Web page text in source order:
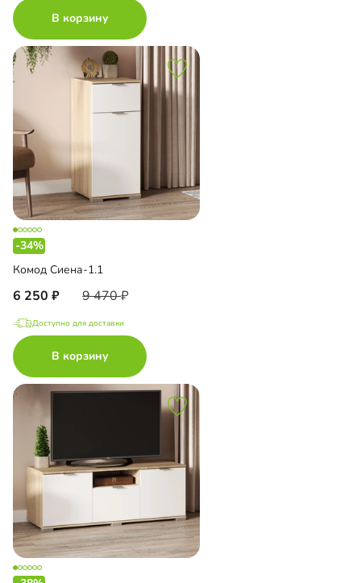
В корзину
-34%
Комод Сиена-1.1
6 250 9 470
Доступно для доставки
В корзину